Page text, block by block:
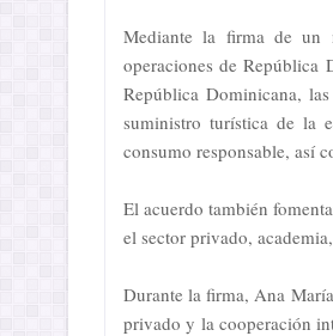
Mediante la firma de un
operaciones de República
República Dominicana,
suministro turística de la
consumo responsable, así
El acuerdo también
el sector privado,
Durante la firma, Ana
privado y la cooperación